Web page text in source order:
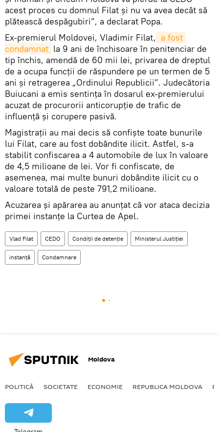
acest proces cu domnul Filat şi nu va avea decât să
plătească despăgubiri”, a declarat Popa.
Ex-premierul Moldovei, Vladimir Filat, a fost
condamnat la 9 ani de închisoare în penitenciar de
tip închis, amendă de 60 mii lei, privarea de dreptul
de a ocupa funcţii de răspundere pe un termen de 5
ani şi retragerea „Ordinului Republicii”. Judecătoria
Buiucani a emis sentinţa în dosarul ex-premierului
acuzat de procurorii anticorupţie de trafic de
influenţă şi corupere pasivă.
Magistraţii au mai decis să confişte toate bunurile
lui Filat, care au fost dobândite ilicit. Astfel, s-a
stabilit confiscarea a 4 automobile de lux în valoare
de 4,5 milioane de lei. Vor fi confiscate, de
asemenea, mai multe bunuri dobândite ilicit cu o
valoare totală de peste 791,2 milioane.
Acuzarea şi apărarea au anunţat că vor ataca decizia
primei instanţe la Curtea de Apel.
Vlad Filat CEDO Condiții de detenție Ministerul Justiției
instanță Condamnare
Moldova
POLITICĂ SOCIETATE ECONOMIE REPUBLICA MOLDOVA